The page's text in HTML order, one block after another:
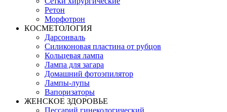
Ретон
Морфотрон
КОСМЕТОЛОГИЯ
Дарсонваль
Силиконовая пластина от рубцов
Кольцевая лампа
Лампа для загара
Домашний фотоэпилятор
Лампы-лупы
Вапоризаторы
ЖЕНСКОЕ ЗДОРОВЬЕ
Пессарий гинекологический